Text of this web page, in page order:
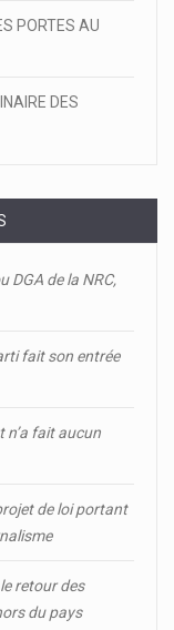
PORTES AU
DES
DGA de la NRC,
fait son entrée
n’a fait aucun
de loi portant
retour des
du pays